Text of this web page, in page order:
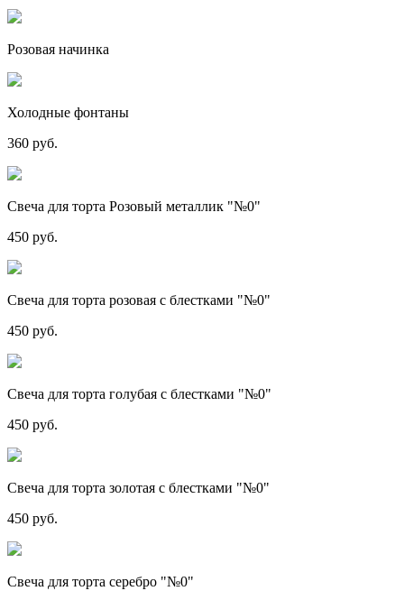
Розовая начинка
Холодные фонтаны
360 руб.
Свеча для торта Розовый металлик "№0"
450 руб.
Свеча для торта розовая с блестками "№0"
450 руб.
Свеча для торта голубая с блестками "№0"
450 руб.
Свеча для торта золотая с блестками "№0"
450 руб.
Свеча для торта серебро "№0"